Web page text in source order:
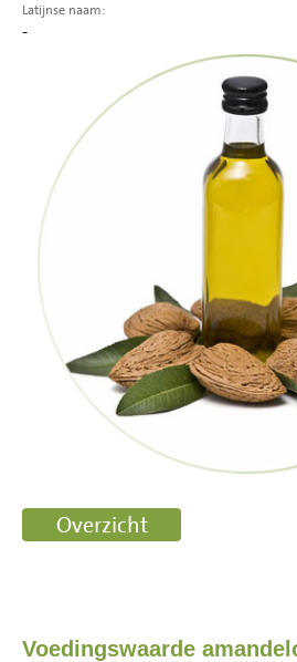
Latijnse naam:
-
Voedingswaarde